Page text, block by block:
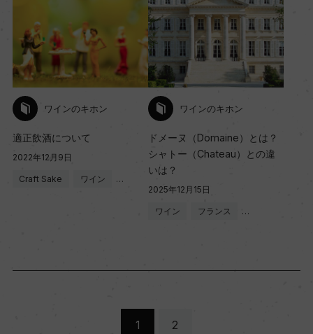
ワインのキホン
適正飲酒について
2022年12月9日
Craft Sake ワイン …
ワインのキホン
ドメーヌ（Domaine）とは？
シャトー（Chateau）との違
いは？
2025年12月15日
ワイン フランス …
1 2